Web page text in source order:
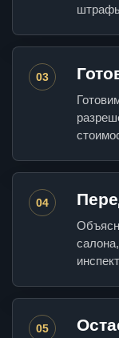
03
04
05